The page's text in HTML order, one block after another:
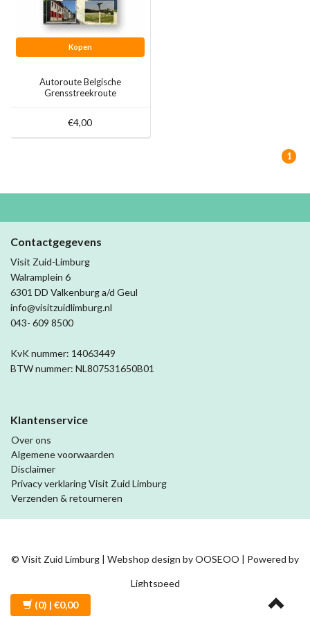
Kopen
Autoroute Belgische
Grensstreekroute
€4,00
1
Contactgegevens
Visit Zuid-Limburg
Walramplein 6
6301 DD Valkenburg a/d Geul
info@visitzuidlimburg.nl
043- 609 8500
KvK nummer: 14063449
BTW nummer: NL807531650B01
Klantenservice
Over ons
Algemene voorwaarden
Disclaimer
Privacy verklaring Visit Zuid Limburg
Verzenden & retourneren
© Visit Zuid Limburg | Webshop design byOOSEOO | Powered by
Lightspeed
(0) | €0,00